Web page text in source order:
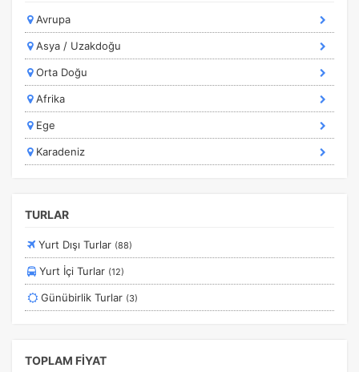
Kültür Turları
Marmara Bölgesi
Marmaris Turları
Orta Avrupa Turları
Ramazan Bayramı Turları
Rusya Turları
Sömestir Turları
Turistik Doğu Ekspresi Turları
Turlar
Yurtdışı Turları
Avrupa
Asya / Uzakdoğu
Orta Doğu
Afrika
Ege
Karadeniz
TURLAR
Yurt Dışı Turlar (88)
Yurt İçi Turlar (12)
Günübirlik Turlar (3)
TOPLAM FİYAT